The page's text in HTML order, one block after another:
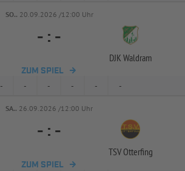
SO.. 20.09.2026 /12:00 Uhr
- : -
DJK Waldram
ZUM SPIEL
- - - - - -
SA.. 26.09.2026 /12:00 Uhr
- : -
TSV Otterfing
ZUM SPIEL